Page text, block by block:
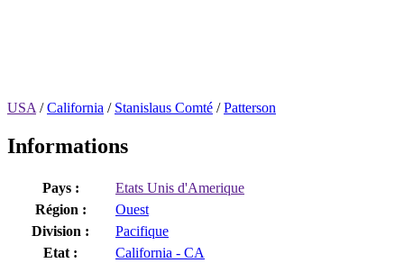
USA /California / Stanislaus Comté /Patterson
Informations
Pays :
Etats Unis d'Amerique
Région :
Ouest
Division :
Pacifique
Etat :
California - CA